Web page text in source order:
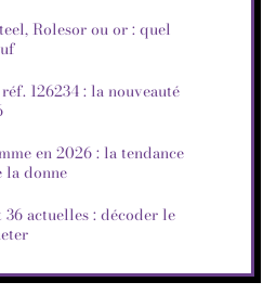
Rolesor ou or : quel
126234 : la nouveauté
en 2026 : la tendance
la donne
36 actuelles : décoder le